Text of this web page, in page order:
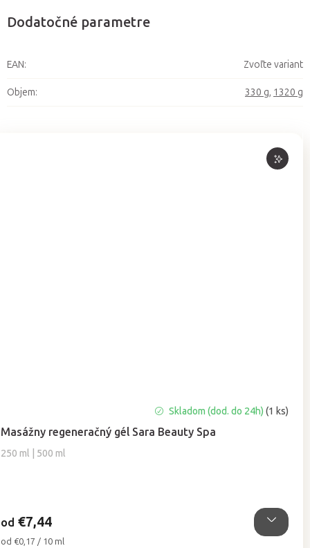
Masážny regeneračný gél Sara Beauty Spa
250 ml | 500 ml
hodnotenie
produktu
je
Skladom (dod. do 24h)(1 ks)
od €7,44
Jednotková
od €0,17 / 10 ml
Dodatočné parametre
EAN: Zvoľte variant
Objem: 330 g, 1320 g